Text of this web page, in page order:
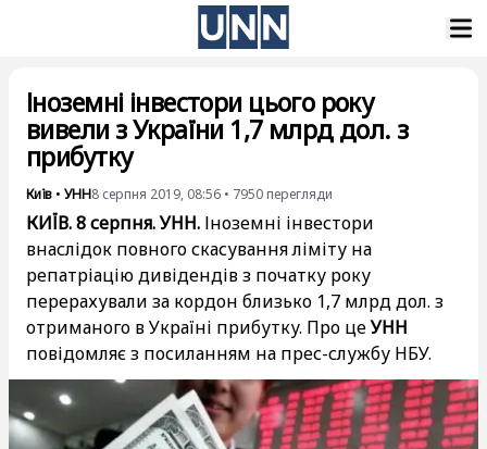
Іноземні інвестори цього року
вивели з України 1,7 млрд дол. з
прибутку
Київ • УНН8 серпня 2019, 08:56 • 7950 перегляди
КИЇВ. 8 серпня. УНН. Іноземні інвестори
внаслідок повного скасування ліміту на
репатріацію дивідендів з початку року
перерахували за кордон близько 1,7 млрд дол. з
отриманого в Україні прибутку. Про цеУНН
повідомляє з посиланням на прес-службу НБУ.